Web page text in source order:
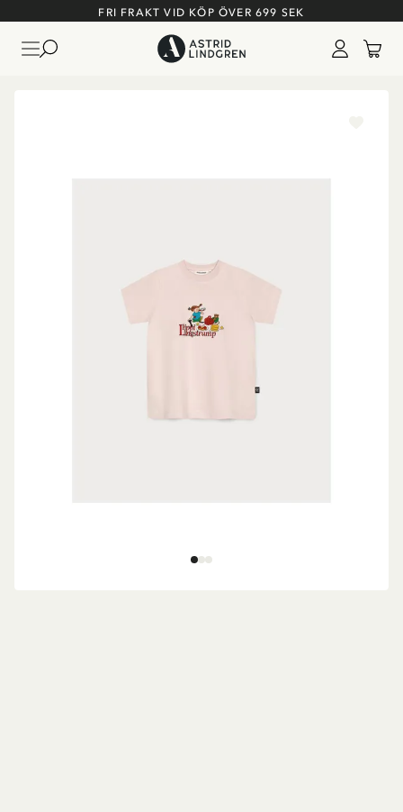
FRI FRAKT VID KÖP ÖVER 699 SEK